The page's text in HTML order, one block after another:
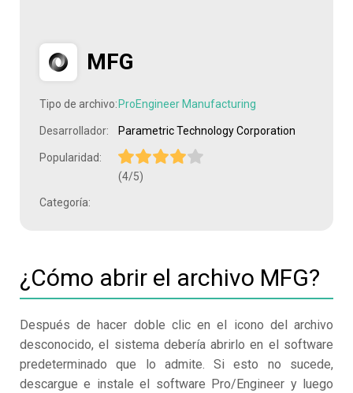
MFG
Tipo de archivo: ProEngineer Manufacturing
Desarrollador: Parametric Technology Corporation
Popularidad:
(4/5)
Categoría:
¿Cómo abrir el archivo MFG?
Después de hacer doble clic en el icono del archivo
desconocido, el sistema debería abrirlo en el software
predeterminado que lo admite. Si esto no sucede,
descargue e instale el software Pro/Engineer y luego